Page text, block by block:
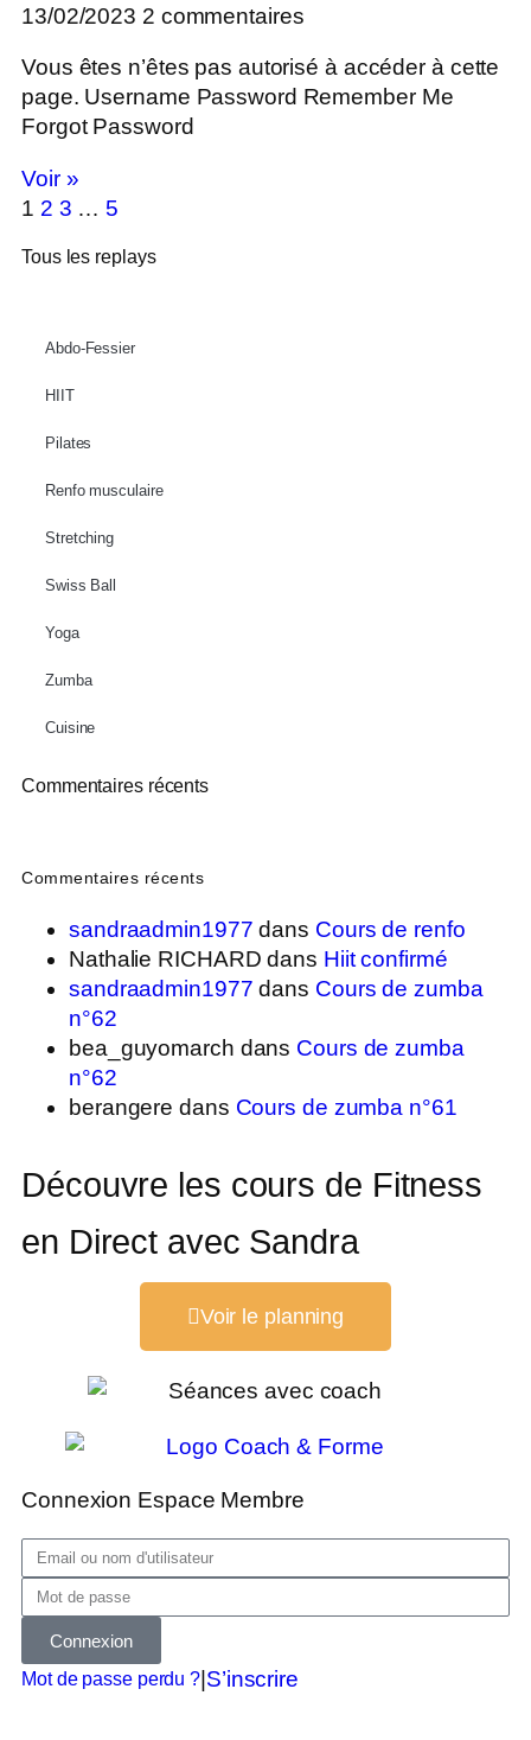
13/02/2023 2 commentaires
Vous êtes n’êtes pas autorisé à accéder à cette
page. Username Password Remember Me
Forgot Password
Voir »
1 2 3 … 5
Tous les replays
Abdo-Fessier
HIIT
Pilates
Renfo musculaire
Stretching
Swiss Ball
Yoga
Zumba
Cuisine
Commentaires récents
Commentaires récents
sandraadmin1977 dans Cours de renfo
Nathalie RICHARD dans Hiit confirmé
sandraadmin1977 dans Cours de zumba
n°62
bea_guyomarch dans Cours de zumba
n°62
berangere dans Cours de zumba n°61
Découvre les cours de Fitness
en Direct avec Sandra
Voir le planning
Connexion Espace Membre
Connexion
Mot de passe perdu ? S’inscrire